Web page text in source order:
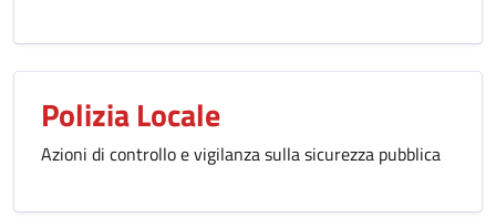
Polizia Locale
Azioni di controllo e vigilanza sulla sicurezza pubblica